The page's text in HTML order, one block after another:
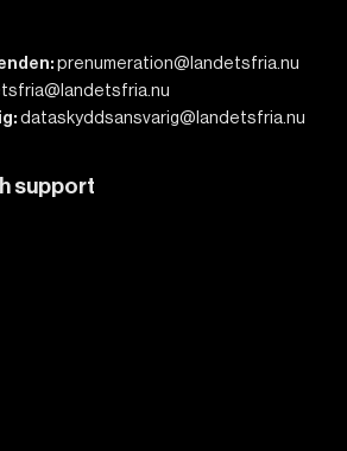
prenumeration@landetsfria.nu
dataskyddsansvarig@landetsfria.nu
support